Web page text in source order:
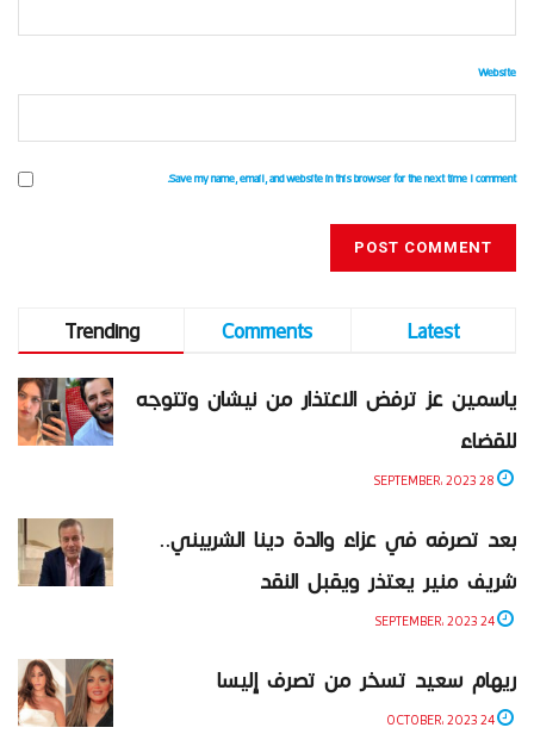
Website
Save my name, email, and website in this browser for the next time I comment.
Trending Comments
Latest
ياسمين عز ترفض الاعتذار من نيشان وتتوجه
للقضاء
بعد تصرفه في عزاء والدة دينا الشربيني..
شريف منير يعتذر ويقبل النقد
ريهام سعيد تسخر من تصرف إليسا